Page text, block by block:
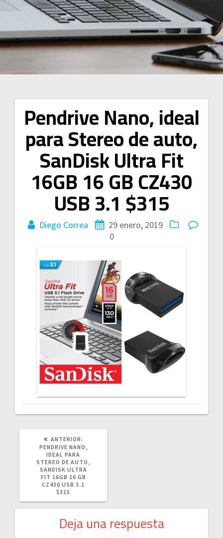
Pendrive Nano, ideal
para Stereo de auto,
SanDisk Ultra Fit
16GB 16 GB CZ430
USB 3.1 $315
Diego Correa
29 enero, 2019
0
Navegación
de
entradas
ANTERIOR:
ANTERIOR:
PENDRIVE NANO,
IDEAL PARA
STEREO DE AUTO,
SANDISK ULTRA
FIT 16GB 16 GB
CZ430 USB 3.1
$315
Deja una respuesta